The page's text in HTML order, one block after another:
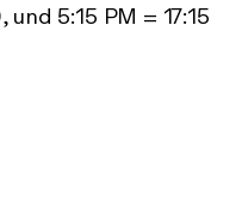
5:15 PM = 17:15